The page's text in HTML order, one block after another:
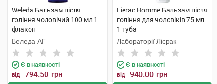
Weleda Бальзам після
гоління чоловічий 100 мл 1
флакон
Веледа АГ
Є в наявності
від 794.50 грн
Lierac Homme Бальзам після
гоління для чоловіків 75 мл
1 туба
Лабораторії Лієрак
Є в наявності
від 940.00 грн